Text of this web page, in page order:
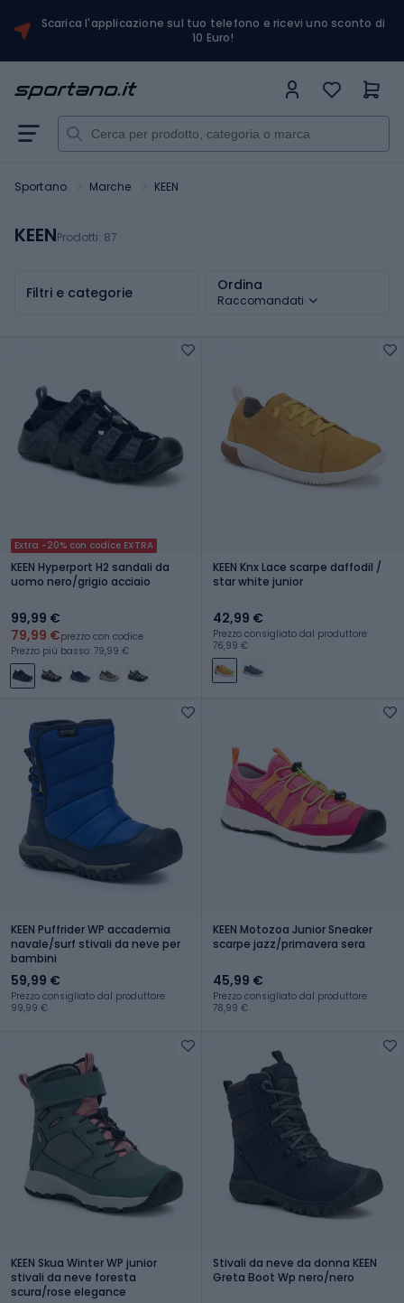
Scarica l'applicazione sul tuo telefono e ricevi uno sconto di
10 Euro!
Sportano Marche KEEN
KEENProdotti: 87
Filtri e categorie Ordina
Raccomandati
Extra -20% con codice EXTRA
KEEN Hyperport H2 sandali da
uomo nero/grigio acciaio
99,99 €
79,99 €prezzo con codice
Prezzo più basso: 79,99 €
KEEN Knx Lace scarpe daffodil /
star white junior
42,99 €
Prezzo consigliato dal produttore:
76,99 €
KEEN Puffrider WP accademia
navale/surf stivali da neve per
bambini
59,99 €
Prezzo consigliato dal produttore:
99,99 €
KEEN Motozoa Junior Sneaker
scarpe jazz/primavera sera
45,99 €
Prezzo consigliato dal produttore:
78,99 €
KEEN Skua Winter WP junior
stivali da neve foresta
scura/rose elegance
Stivali da neve da donna KEEN
Greta Boot Wp nero/nero